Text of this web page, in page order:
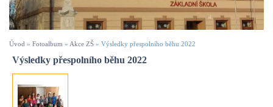
Úvod » Fotoalbum » Akce ZŠ » Výsledky přespolního běhu 2022
Výsledky přespolního běhu 2022